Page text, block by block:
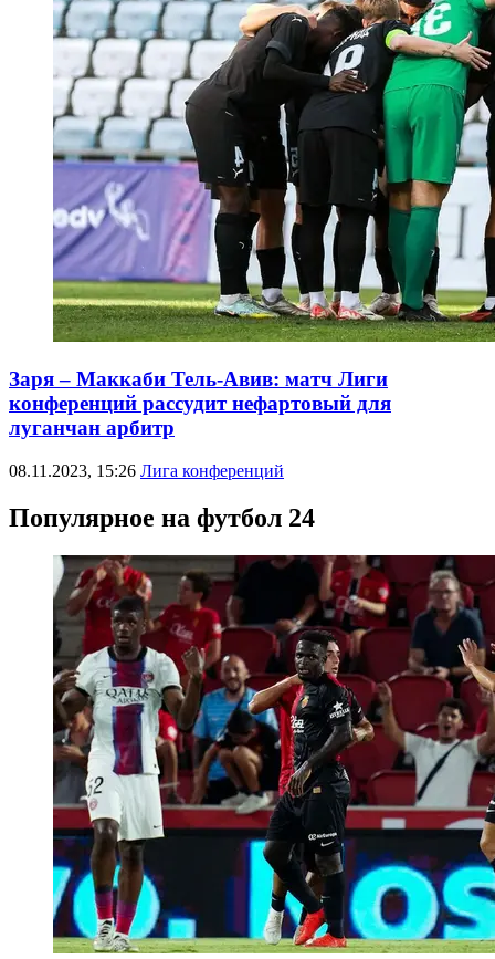
Заря – Маккаби Тель-Авив: матч Лиги
конференций рассудит нефартовый для
луганчан арбитр
08.11.2023, 15:26 Лига конференций
Популярное на футбол 24